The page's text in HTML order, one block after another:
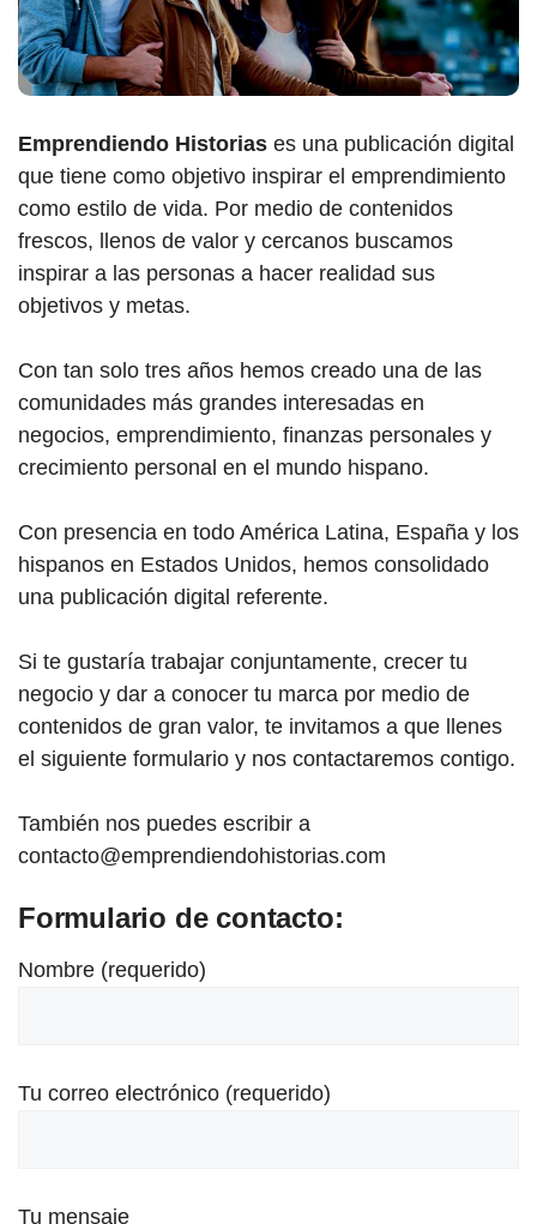
Emprendiendo Historias es una publicación digital
que tiene como objetivo inspirar el emprendimiento
como estilo de vida. Por medio de contenidos
frescos, llenos de valor y cercanos buscamos
inspirar a las personas a hacer realidad sus
objetivos y metas.
Con tan solo tres años hemos creado una de las
comunidades más grandes interesadas en
negocios, emprendimiento, finanzas personales y
crecimiento personal en el mundo hispano.
Con presencia en todo América Latina, España y los
hispanos en Estados Unidos, hemos consolidado
una publicación digital referente.
Si te gustaría trabajar conjuntamente, crecer tu
negocio y dar a conocer tu marca por medio de
contenidos de gran valor, te invitamos a que llenes
el siguiente formulario y nos contactaremos contigo.
También nos puedes escribir a
contacto@emprendiendohistorias.com
Formulario de contacto:
Nombre (requerido)
Tu correo electrónico (requerido)
Tu mensaje